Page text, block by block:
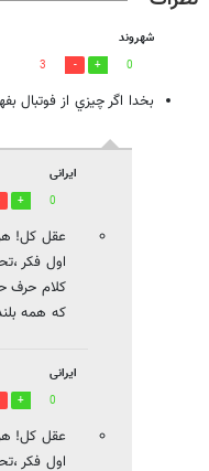
شهروند
0
3
بخدا اگر چيزي از
ایرانی
0
عقل کل!
اول فکر
کلام حرف
که همه
ایرانی
0
عقل کل!
اول فکر